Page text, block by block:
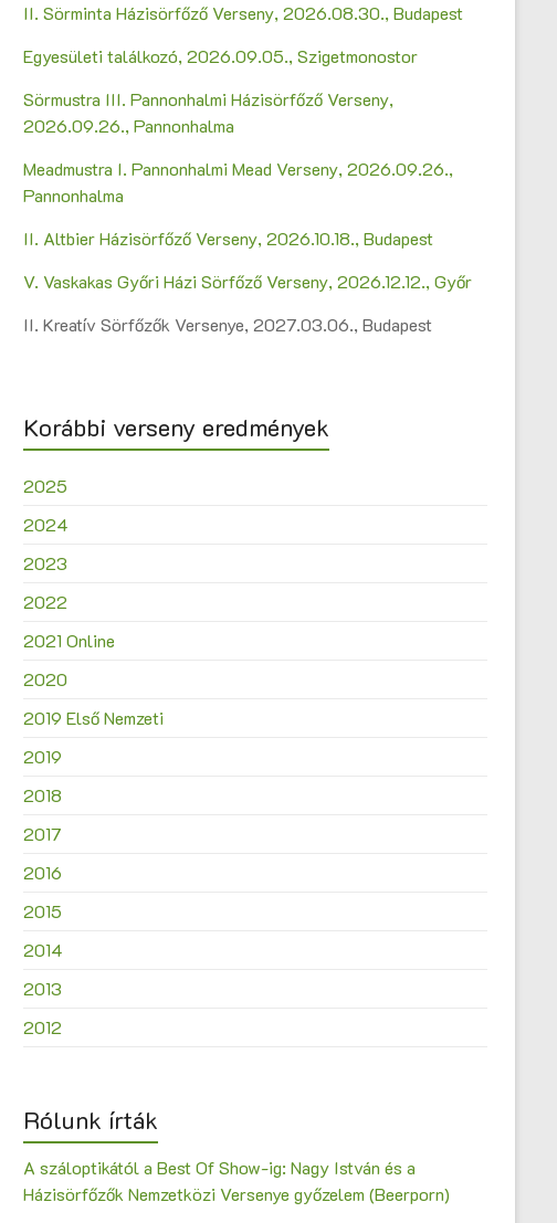
II. Sörminta Házisörfőző Verseny, 2026.08.30., Budapest
Egyesületi találkozó, 2026.09.05., Szigetmonostor
Sörmustra III. Pannonhalmi Házisörfőző Verseny,
2026.09.26., Pannonhalma
Meadmustra I. Pannonhalmi Mead Verseny, 2026.09.26.,
Pannonhalma
II. Altbier Házisörfőző Verseny, 2026.10.18., Budapest
V. Vaskakas Győri Házi Sörfőző Verseny, 2026.12.12., Győr
II. Kreatív Sörfőzők Versenye, 2027.03.06., Budapest
Korábbi verseny eredmények
2025
2024
2023
2022
2021 Online
2020
2019 Első Nemzeti
2019
2018
2017
2016
2015
2014
2013
2012
Rólunk írták
A száloptikától a Best Of Show-ig: Nagy István és a
Házisörfőzők Nemzetközi Versenye győzelem (Beerporn)